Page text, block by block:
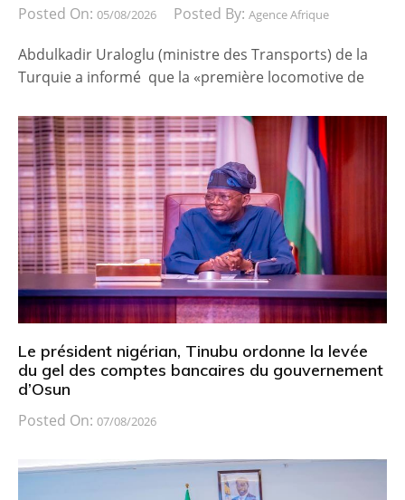
Posted On: 05/08/2026 Posted By: Agence Afrique
Abdulkadir Uraloglu (ministre des Transports) de la
Turquie a informé que la «première locomotive de
Le président nigérian, Tinubu ordonne la levée
du gel des comptes bancaires du gouvernement
d’Osun
Posted On: 07/08/2026